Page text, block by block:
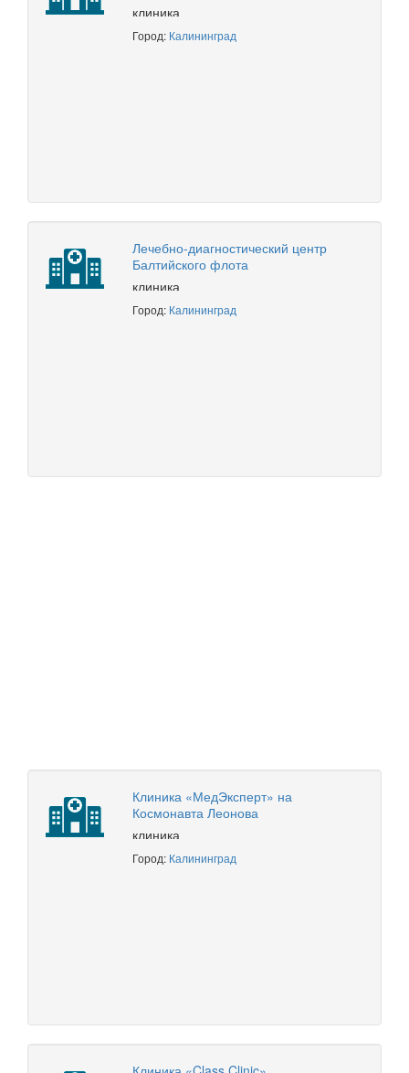
клиника
Город: Калининград
Лечебно-диагностический центр
Балтийского флота
клиника
Город: Калининград
Клиника «МедЭксперт» на
Космонавта Леонова
клиника
Город: Калининград